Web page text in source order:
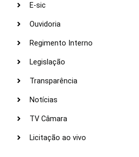
E-sic
Ouvidoria
Regimento Interno
Legislação
Transparência
Notícias
TV Câmara
Licitação ao vivo